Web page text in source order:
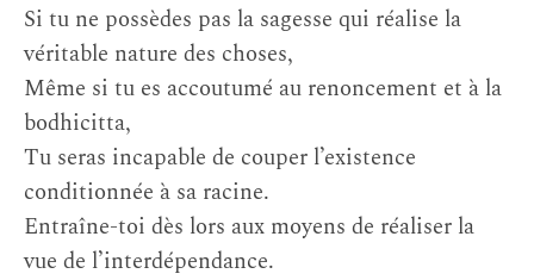
Si tu ne possèdes pas la sagesse qui réalise la
véritable nature des choses,
Même si tu es accoutumé au renoncement et à la
bodhicitta,
Tu seras incapable de couper l’existence
conditionnée à sa racine.
Entraîne-toi dès lors aux moyens de réaliser la
vue de l’interdépendance.